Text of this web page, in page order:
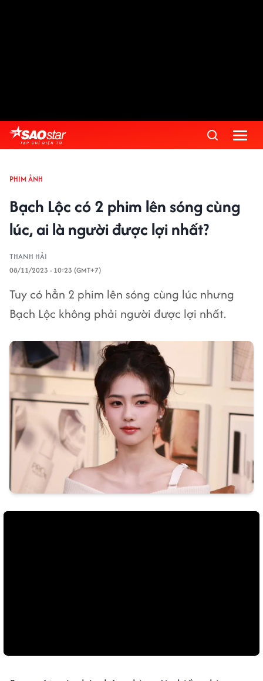
PHIM ẢNH
Bạch Lộc có 2 phim lên sóng cùng
lúc, ai là người được lợi nhất?
THANH HẢI
08/11/2023 - 10:23 (GMT+7)
Tuy có hẳn 2 phim lên sóng cùng lúc nhưng
Bạch Lộc không phải người được lợi nhất.